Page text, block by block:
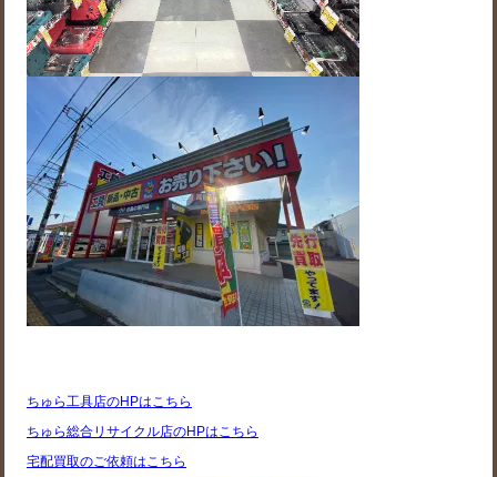
ちゅら工具店のHPはこちら
ちゅら総合リサイクル店のHPはこちら
宅配買取のご依頼はこちら